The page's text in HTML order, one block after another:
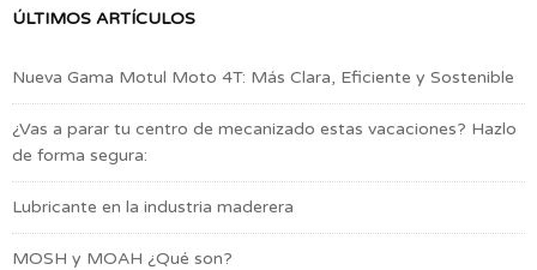
ÚLTIMOS ARTÍCULOS
Nueva Gama Motul Moto 4T: Más Clara, Eficiente y Sostenible
¿Vas a parar tu centro de mecanizado estas vacaciones? Hazlo
de forma segura:
Lubricante en la industria maderera
MOSH y MOAH ¿Qué son?